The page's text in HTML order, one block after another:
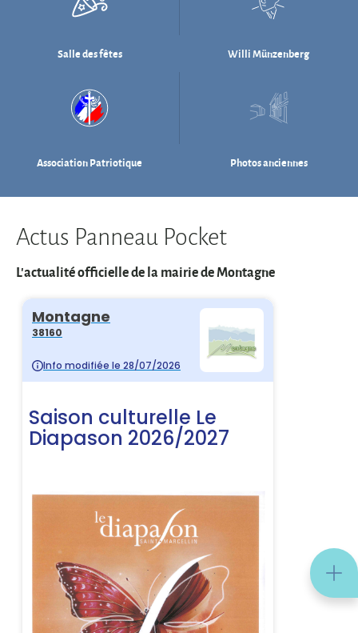
Association Patriotique Photos anciennes
Actus Panneau Pocket
L'actualité officielle de la mairie de Montagne